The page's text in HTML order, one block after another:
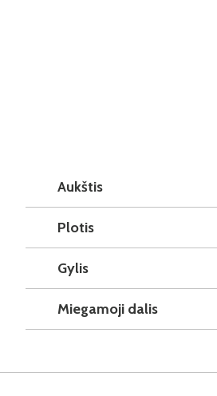
Aukštis
Plotis
Gylis
Miegamoji dalis